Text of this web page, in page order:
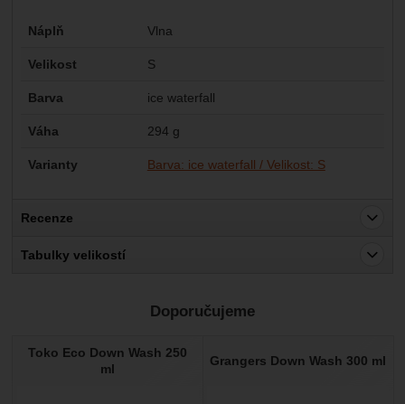
Parametry
Náplň Vlna
Velikost S
Barva ice waterfall
Váha 294 g
Varianty Barva: ice waterfall / Velikost: S
Recenze
Nebyla přidána žádná recenze.
Tabulky velikostí
Doporučujeme
Toko Eco Down Wash 250
ml
Grangers Down Wash 300 ml